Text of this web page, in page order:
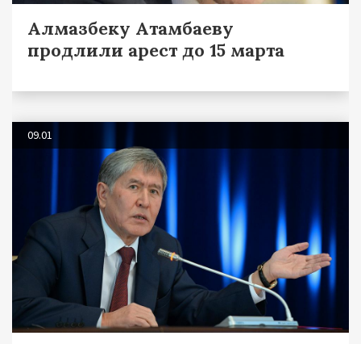
Алмазбеку Атамбаеву
продлили арест до 15 марта
09.01